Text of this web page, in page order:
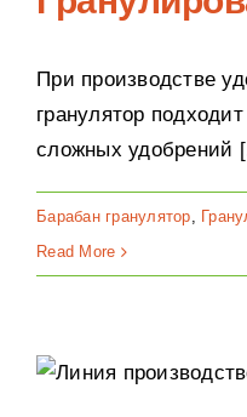
При производстве
гранулятор
сложных удобрений
Барабан гранулятор,
Read More